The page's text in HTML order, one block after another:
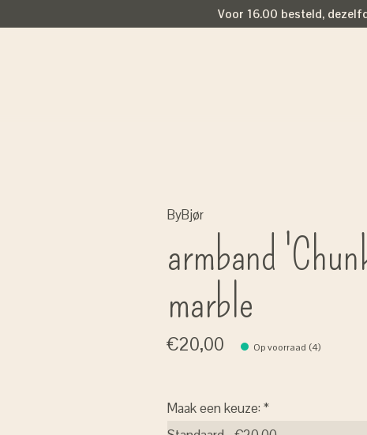
Voor 16.00 besteld,
ByBjør
armband
marble
€20,00 Op voorraad (4)
Maak een keuze:*